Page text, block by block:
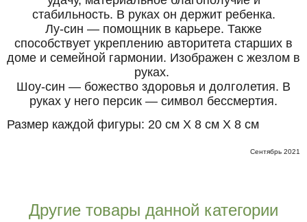
стабильность. В руках он держит ребенка.
Лу-син — помощник в карьере. Также
способствует укреплению авторитета старших в
доме и семейной гармонии. Изображен с жезлом в
руках.
Шоу-син — божество здоровья и долголетия. В
руках у него персик — символ бессмертия.
Размер каждой фигуры: 20 см Х 8 см Х 8 см
Сентябрь 2021
Другие товары данной категории